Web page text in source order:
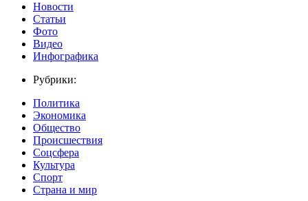
Новости
Статьи
Фото
Видео
Инфографика
Рубрики:
Политика
Экономика
Общество
Происшествия
Соцсфера
Культура
Спорт
Страна и мир